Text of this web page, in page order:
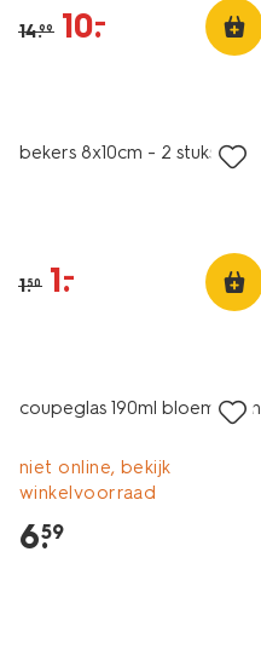
14.99 10.
–
bekers 8x10cm - 2 stuks
1.50 1.
–
coupeglas 190ml bloemvorm
niet online, bekijk
winkelvoorraad
6.
59